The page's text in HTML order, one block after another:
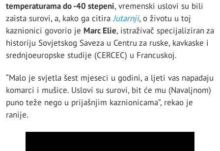
temperaturama do -40 stepeni, vremenski uslovi su bili
zaista surovi, a, kako ga citiraJutarnji, o životu u toj
kaznionici govorio je Marc Elie, istraživač specijaliziran za
historiju Sovjetskog Saveza u Centru za ruske, kavkaske i
srednjoeuropske studije (CERCEC) u Francuskoj.
“Malo je svjetla šest mjeseci u godini, a ljeti vas napadaju
komarci i mušice. Uslovi su surovi, bit će mu (Navaljnom)
puno teže nego u prijašnjim kaznionicama”, rekao je
ranije.